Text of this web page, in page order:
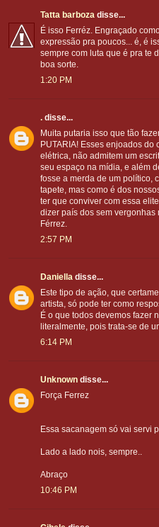
Tatta barboza disse...
É isso Ferréz. Engraçado
expressão pra poucos... é, é
sempre com luta que é pra te
boa sorte.
1:20 PM
. disse...
Muita putaria isso que tão
PUTARIA! Esses enjoados
elétrica, não admitem um
seu espaço na mídia, e além
fosse a merda de um político,
tapete, mas como é dos
ter que conviver com essa
dizer país dos sem
Férrez.
2:57 PM
Daniella disse...
Este tipo de ação, que
artista, só pode ter como
É o que todos devemos fazer
literalmente, pois trata-se de
6:14 PM
Unknown disse...
Força Ferrez
Essa sacanagem só vai servi
Lado a lado nois, sempre..
Abraço
10:46 PM